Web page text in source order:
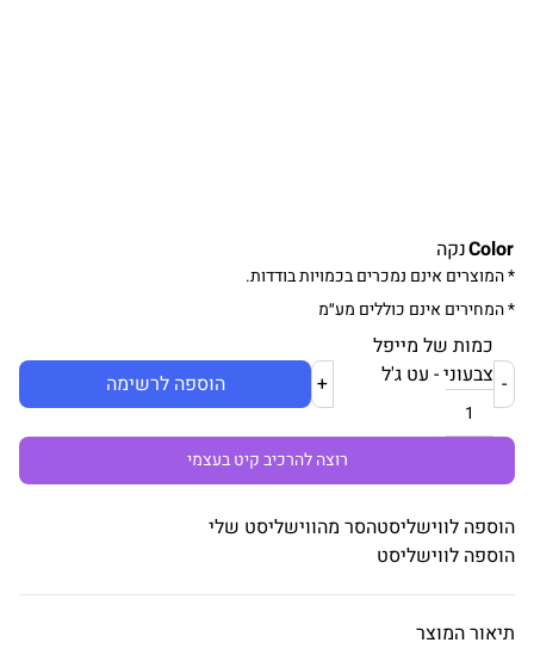
Colorנקה
* המוצרים אינם נמכרים בכמויות בודדות.
* המחירים אינם כוללים מע״מ
כמות של מייפל
צבעוני - עט ג'ל
הוספה לרשימה
רוצה להרכיב קיט בעצמי
הוספה לווישליסטהסר מהווישליסט שלי
הוספה לווישליסט
תיאור המוצר